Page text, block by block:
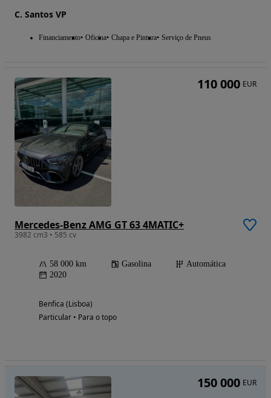
C. Santos VP
Financiamento Oficina Chapa e Pintura Serviço de Pneus
Mercedes-Benz AMG GT 63 4MATIC+
3982 cm3 • 585 cv
58 000 km Gasolina
Automática
2020
Benfica (Lisboa)
Particular • Para o topo
110 000 EUR
150 000 EUR